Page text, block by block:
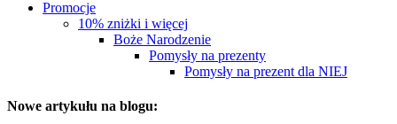
Promocje
10% zniżki i więcej
Boże Narodzenie
Pomysły na prezenty
Pomysły na prezent dla NIEJ
Nowe artykułu na blogu: